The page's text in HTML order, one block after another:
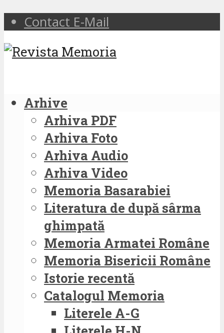
Contact E-Mail
Arhive
Arhiva PDF
Arhiva Foto
Arhiva Audio
Arhiva Video
Memoria Basarabiei
Literatura de după sârma
ghimpată
Memoria Armatei Române
Memoria Bisericii Române
Istorie recentă
Catalogul Memoria
Literele A-G